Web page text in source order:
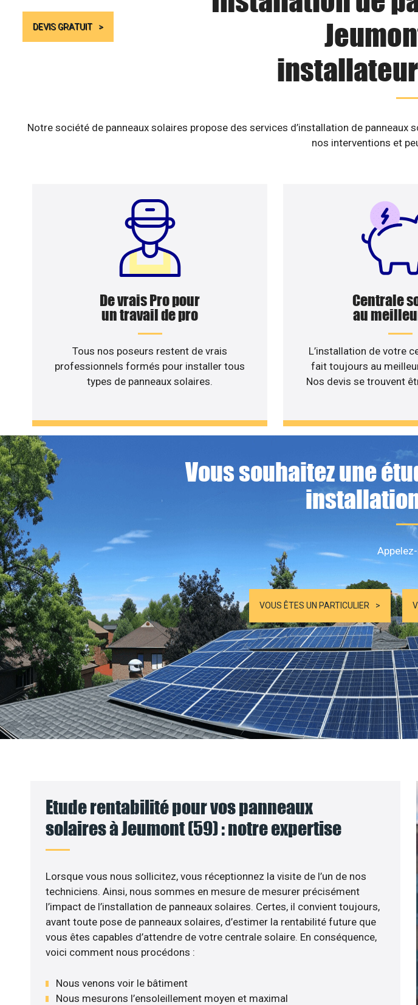
DEVIS GRATUIT
Notre société de panneaux solaires propose des services d’installation de
nos interventions et
De vrais Pro pour
un travail de pro
Tous nos poseurs restent de vrais
professionnels formés pour installer tous
types de panneaux solaires.
Centrale
au
L’installation de votre
fait toujours au
Nos devis se trouvent
Vous souhaitez une
VOUS ÊTES UN PARTICULIER
Etude rentabilité pour vos panneaux
solaires à Jeumont (59) : notre expertise
Lorsque vous nous sollicitez, vous réceptionnez la visite de l’un de nos
techniciens. Ainsi, nous sommes en mesure de mesurer précisément
l’impact de l’installation de panneaux solaires. Certes, il convient toujours,
avant toute pose de panneaux solaires, d’estimer la rentabilité future que
vous êtes capables d’attendre de votre centrale solaire. En conséquence,
voici comment nous procédons :
Nous venons voir le bâtiment
Nous mesurons l’ensoleillement moyen et maximal